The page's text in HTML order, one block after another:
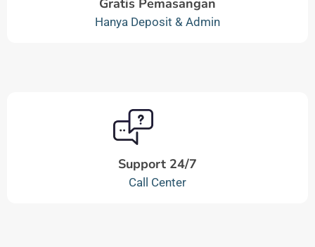
Hanya Deposit & Admin
Support 24/7
Call Center